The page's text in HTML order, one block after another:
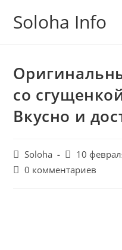
Soloha Info
со
Вкусно и
Post
author:
Soloha
Запись
опубликована:
10
Post0 комментариев